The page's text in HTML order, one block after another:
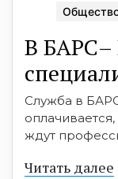
B
Служба в
ждут
Читать далее